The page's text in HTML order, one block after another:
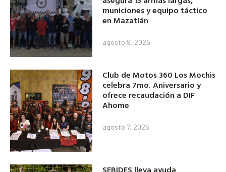
municiones y equipo táctico
en Mazatlán
agosto 9, 2026
Club de Motos 360 Los Mochis
celebra 7mo. Aniversario y
ofrece recaudación a DIF
Ahome
agosto 7, 2026